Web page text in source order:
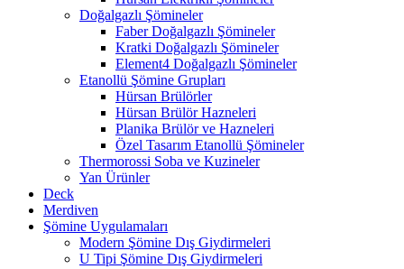
Doğalgazlı Şömineler
Faber Doğalgazlı Şömineler
Kratki Doğalgazlı Şömineler
Element4 Doğalgazlı Şömineler
Etanollü Şömine Grupları
Hürsan Brülörler
Hürsan Brülör Hazneleri
Planika Brülör ve Hazneleri
Özel Tasarım Etanollü Şömineler
Thermorossi Soba ve Kuzineler
Yan Ürünler
Deck
Merdiven
Şömine Uygulamaları
Modern Şömine Dış Giydirmeleri
U Tipi Şömine Dış Giydirmeleri